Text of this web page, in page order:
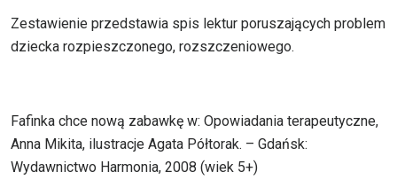
Zestawienie przedstawia spis lektur poruszających problem
dziecka rozpieszczonego, rozszczeniowego.
Fafinka chce nową zabawkę w: Opowiadania terapeutyczne,
Anna Mikita, ilustracje Agata Półtorak. – Gdańsk:
Wydawnictwo Harmonia, 2008 (wiek 5+)